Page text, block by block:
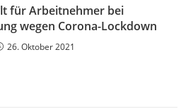
für Arbeitnehmer bei
wegen Corona-Lockdown
26. Oktober 2021